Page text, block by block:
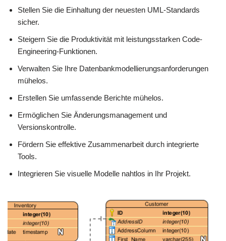
Stellen Sie die Einhaltung der neuesten UML-Standards
sicher.
Steigern Sie die Produktivität mit leistungsstarken Code-
Engineering-Funktionen.
Verwalten Sie Ihre Datenbankmodellierungsanforderungen
mühelos.
Erstellen Sie umfassende Berichte mühelos.
Ermöglichen Sie Änderungsmanagement und
Versionskontrolle.
Fördern Sie effektive Zusammenarbeit durch integrierte
Tools.
Integrieren Sie visuelle Modelle nahtlos in Ihr Projekt.